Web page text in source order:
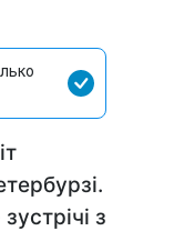
з